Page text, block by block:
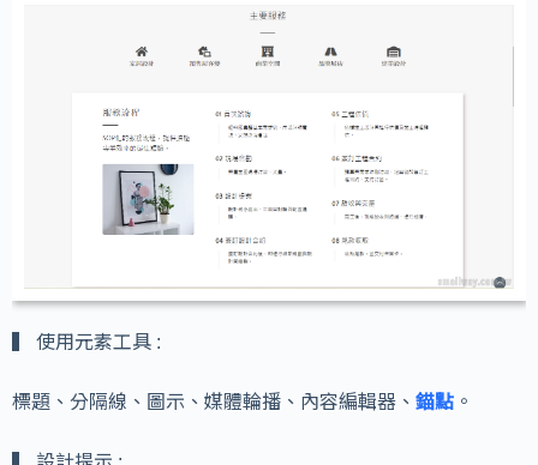
▍ 使用元素工具 :
標題、分隔線、圖示、媒體輪播、內容編輯器、 錨點 。